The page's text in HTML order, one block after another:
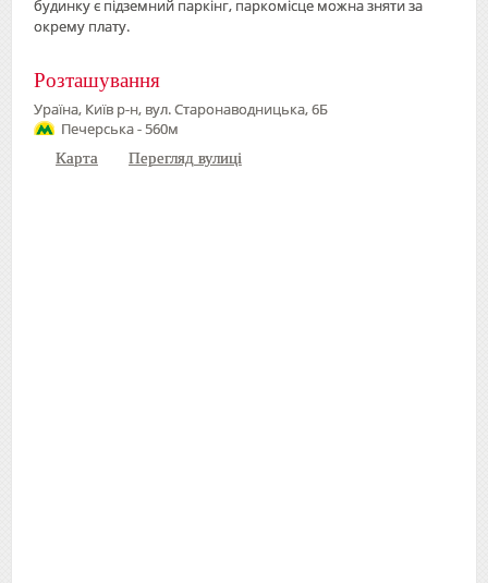
будинку є підземний паркінг, паркомісце можна зняти за
окрему плату.
Розташування
Ураїна, Київ р-н, вул. Старонаводницька, 6Б
Печерська - 560м
Карта Перегляд вулиці